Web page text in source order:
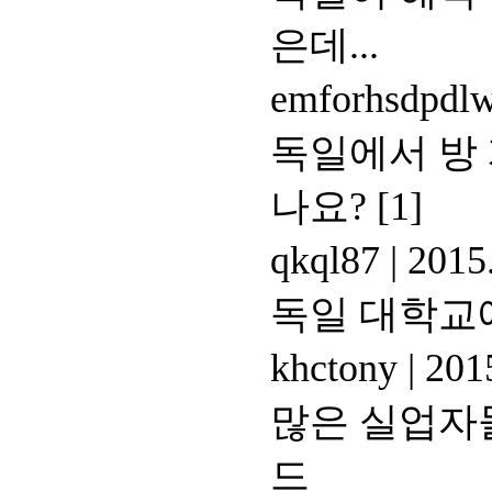
은데...
독일에서 방
나요? [1]
qkql87 |
독일 대학
khctony |
많은 실업
드